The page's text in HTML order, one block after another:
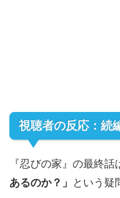
視聴者の反応：続
『忍びの家』の最終
あるのか？」
という疑